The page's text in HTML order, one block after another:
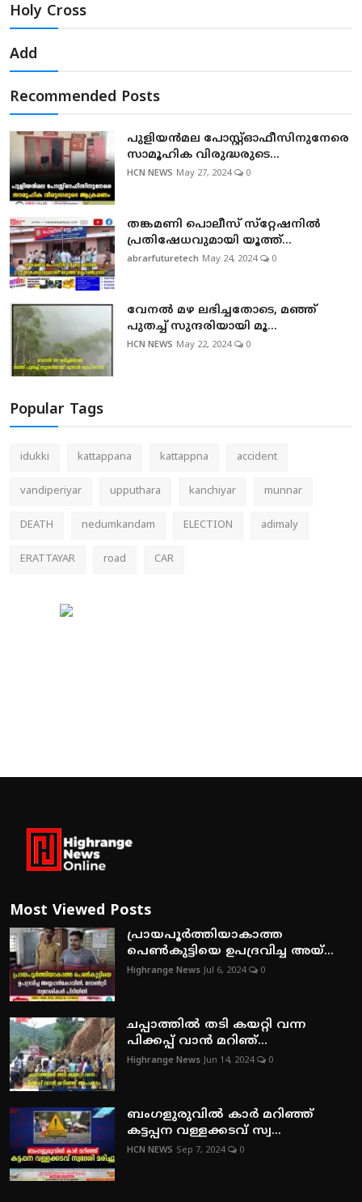
Holy Cross
Add
Recommended Posts
പുളിയന്‍മല പോസ്റ്റ്ഓഫീസിനുനേരെ
സാമൂഹിക വിരുദ്ധരുടെ...
HCN NEWS May 27, 2024 0
തങ്കമണി പൊലീസ് സ്‌റ്റേഷനില്‍
പ്രതിഷേധവുമായി യൂത്ത്...
abrarfuturetech May 24, 2024 0
വേനല്‍ മഴ ലഭിച്ചതോടെ, മഞ്ഞ്
പുതച്ച് സുന്ദരിയായി മൂ...
HCN NEWS May 22, 2024 0
Popular Tags
idukki kattappana kattappna accident
vandiperiyar upputhara kanchiyar munnar
DEATH nedumkandam ELECTION adimaly
ERATTAYAR road CAR
Most Viewed Posts
പ്രായപൂര്‍ത്തിയാകാത്ത
പെണ്‍കുട്ടിയെ ഉപദ്രവിച്ച അയ്...
Highrange News Jul 6, 2024 0
ചപ്പാത്തില്‍ തടി കയറ്റി വന്ന
പിക്കപ്പ് വാന്‍ മറിഞ്...
Highrange News Jun 14, 2024 0
ബംഗളുരുവില്‍ കാര്‍ മറിഞ്ഞ്
കട്ടപ്പന വള്ളക്കടവ് സ്വ...
HCN NEWS Sep 7, 2024 0